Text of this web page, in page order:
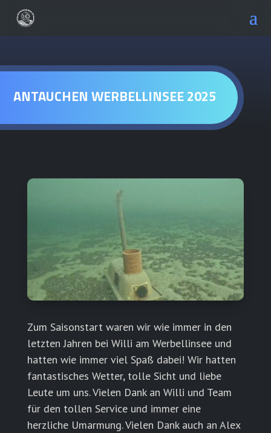
ANTAUCHEN WERBELLINSEE 2025
Zum Saisonstart waren wir wie immer in den
letzten Jahren bei Willi am Werbellinsee und
hatten wie immer viel Spaß dabei! Wir hatten
fantastisches Wetter, tolle Sicht und liebe
Leute um uns. Vielen Dank an Willi und Team
für den tollen Service und immer eine
herzliche Umarmung. Vielen Dank auch an Alex